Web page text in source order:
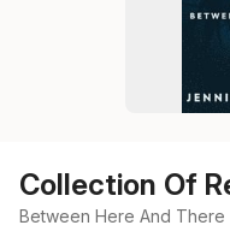
Collection Of
Between Here And There